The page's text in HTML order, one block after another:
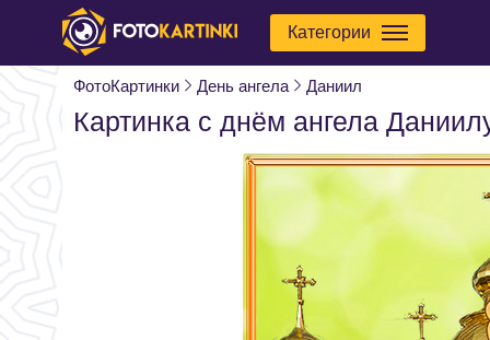
Категории
ФотоКартинки День ангела Даниил
Картинка с днём ангела